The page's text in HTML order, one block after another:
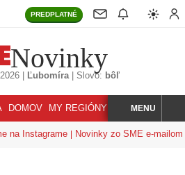
PREDPLATNÉ
Novinky
Ľubomíra| Slovo: bôľ
DOMOV MY REGIÓNY KORZÁR
HĽADAJMENU
na Instagrame Novinky zo SME e-mailom